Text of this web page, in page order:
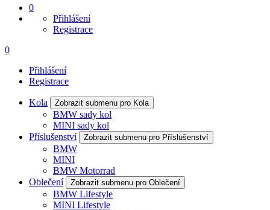
0
Přihlášení
Registrace
0
Přihlášení
Registrace
Kola Zobrazit submenu pro Kola
BMW sady kol
MINI sady kol
Příslušenství
Zobrazit submenu pro Příslušenství
BMW
MINI
BMW Motorrad
Oblečení
Zobrazit submenu pro Oblečení
BMW Lifestyle
MINI Lifestyle